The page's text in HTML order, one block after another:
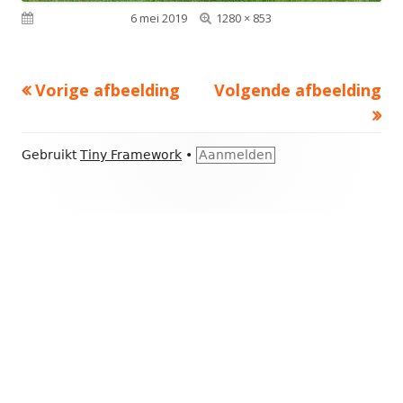
6 mei 2019
Volledige
1280 × 853
Vorige afbeelding Volgende afbeelding
Footer
GebruiktTiny Framework • Aanmelden